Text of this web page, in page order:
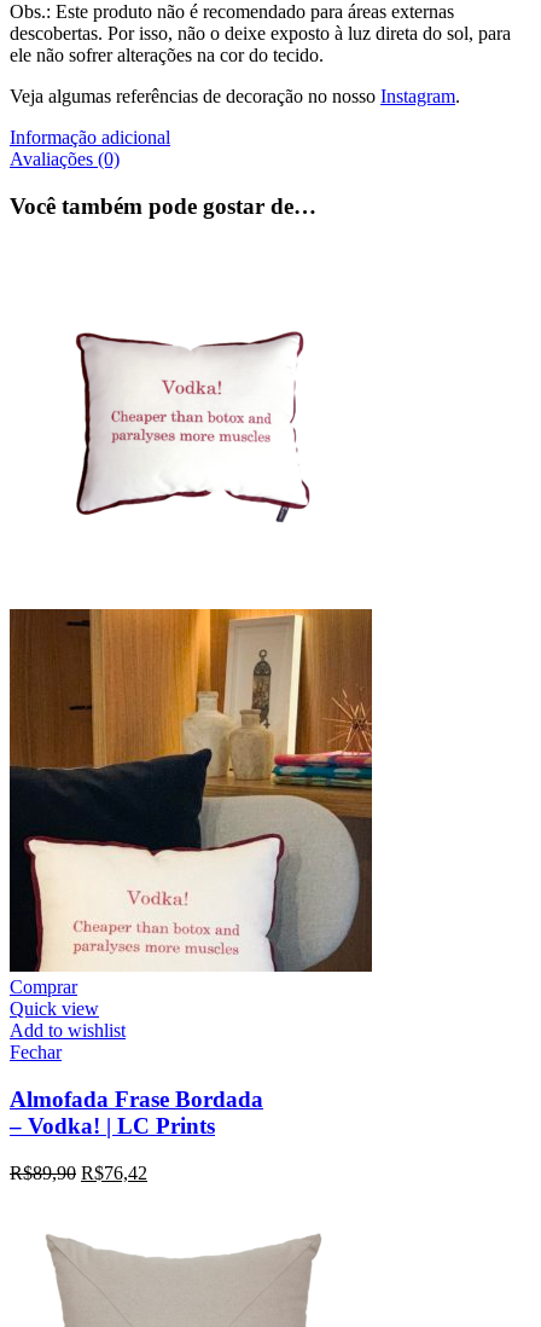
Obs.: Este produto não é recomendado para áreas externas
descobertas. Por isso, não o deixe exposto à luz direta do sol, para
ele não sofrer alterações na cor do tecido.
Veja algumas referências de decoração no nosso Instagram.
Informação adicional
Avaliações (0)
Você também pode gostar de…
Comprar
Quick view
Add to wishlist
Fechar
Almofada Frase Bordada
– Vodka! | LC Prints
R$89,90 R$76,42